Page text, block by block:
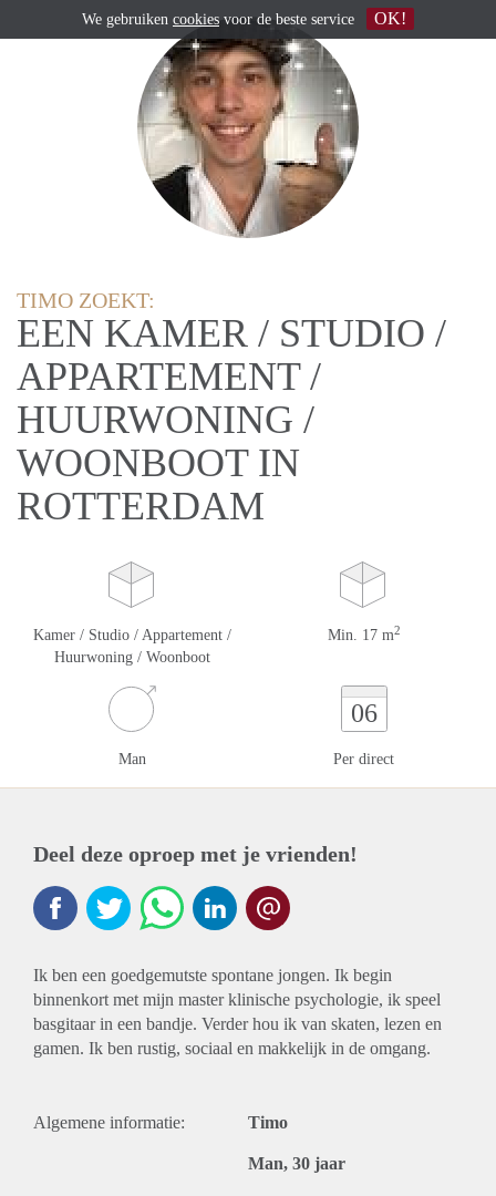
TIMO ZOEKT:
EEN KAMER / STUDIO /
APPARTEMENT /
HUURWONING /
WOONBOOT IN
ROTTERDAM
Kamer / Studio / Appartement /
Huurwoning / Woonboot
Min. 17 m2
Man
06
Per direct
Deel deze oproep met je vrienden!
Ik ben een goedgemutste spontane jongen. Ik begin
binnenkort met mijn master klinische psychologie, ik speel
basgitaar in een bandje. Verder hou ik van skaten, lezen en
gamen. Ik ben rustig, sociaal en makkelijk in de omgang.
Algemene informatie: Timo
Man, 30 jaar
We gebruiken cookiesvoor de beste service OK!